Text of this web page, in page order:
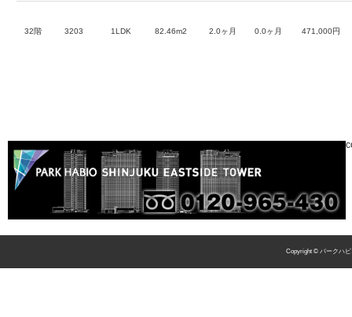
32階 3203 1LDK 82.46m2 2.0ヶ月 0.0ヶ月 471,000円
Copyright © パークハ